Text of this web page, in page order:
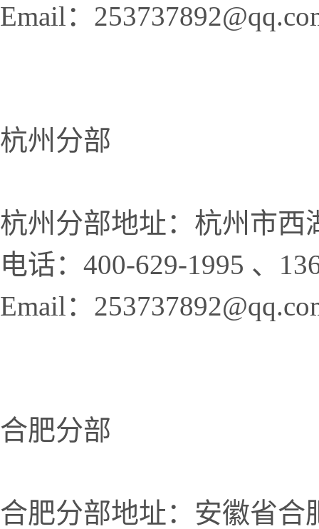
Email：
杭州分部
杭州分部地址：杭州市西
电话：400-629-1995 、
Email：
合肥分部
合肥分部地址：安徽省合